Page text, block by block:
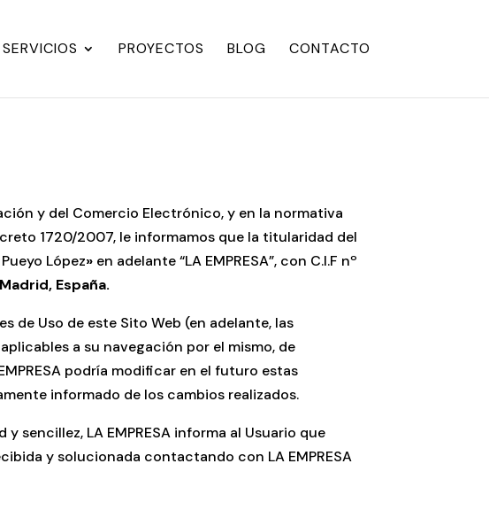
SERVICIOS PROYECTOS BLOG CONTACTO
y del Comercio Electrónico, y en la normativa
1720/2007, le informamos que la titularidad del
López» en adelante “LA EMPRESA”, con C.I.F nº
España.
de Uso de este Sito Web (en adelante, las
a su navegación por el mismo, de
podría modificar en el futuro estas
informado de los cambios realizados.
sencillez, LA EMPRESA informa al Usuario que
y solucionada contactando con LA EMPRESA